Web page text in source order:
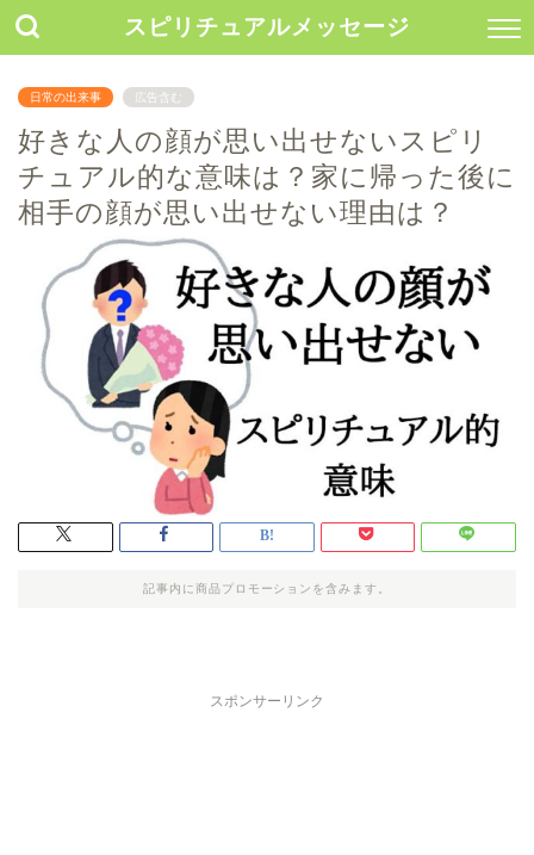
スピリチュアルメッセージ
日常の出来事 広告含む
好きな人の顔が思い出せないスピリ
チュアル的な意味は？家に帰った後に
相手の顔が思い出せない理由は？
記事内に商品プロモーションを含みます。
スポンサーリンク